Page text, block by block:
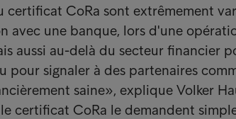
CoRa sont extrêmement
avec une banque, lors d'une
aussi au-delà du secteur financier
pour signaler à des partenaires
saine», explique Volker
certificat CoRa le demandent